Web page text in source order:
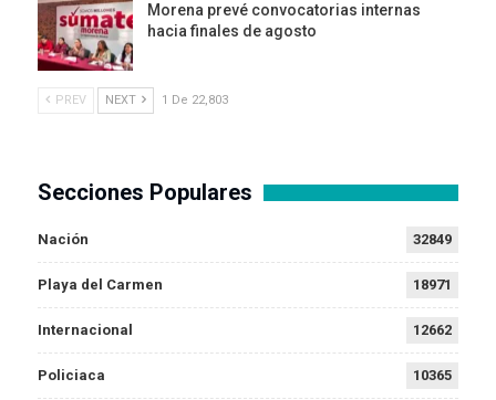
Morena prevé convocatorias internas
hacia finales de agosto
PREV NEXT 1 De 22,803
Secciones Populares
Nación 32849
Playa del Carmen 18971
Internacional 12662
Policiaca 10365